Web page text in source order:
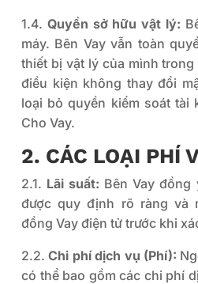
1.4. Quyền sở hữu vật lý:
máy. Bên Vay vẫn toàn
thiết bị vật lý của mình
điều kiện không thay đổi
loại bỏ quyền kiểm soát tài
Cho Vay.
2. CÁC LOẠI PHÍ
2.1. Lãi suất: Bên Vay
được quy định rõ ràng và
đồng Vay điện tử trước khi
2.2.Chi phí dịch vụ (Phí):
có thể bao gồm các chi phí